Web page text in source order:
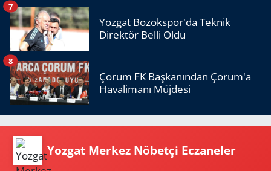
Yozgat Bozokspor'da Teknik
Direktör Belli Oldu
7
Çorum FK Başkanından Çorum'a
Havalimanı Müjdesi
8
Yozgat Merkez Nöbetçi Eczaneler